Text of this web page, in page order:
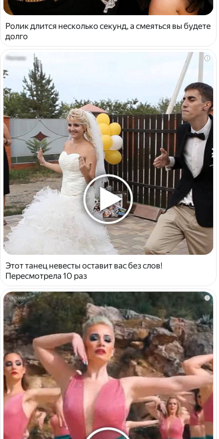
Ролик длится несколько секунд, а смеяться вы будете
долго
i
Этот танец невесты оставит вас без слов!
Пересмотрела 10 раз
i